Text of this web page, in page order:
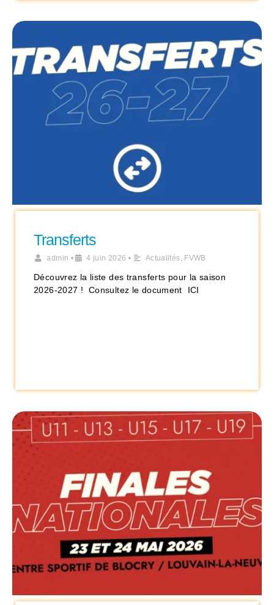
Transferts
admin • 4 juin 2026 • Actualités, FVWB
Découvrez la liste des transferts pour la saison
2026-2027 ! Consultez le document ICI